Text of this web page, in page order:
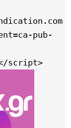
pub-
script>